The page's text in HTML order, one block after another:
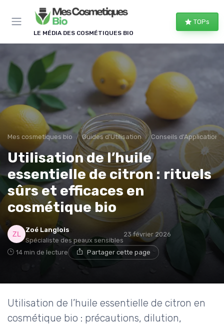
LE MÉDIA DES COSMÉTIQUES BIO
TOPs
Mes cosmetiques bio Guides d'Utilisation Conseils d'Application
Utilisation de l’huile
essentielle de citron : rituels
sûrs et efficaces en
cosmétique bio
Zoé Langlois
Spécialiste des peaux sensibles
23 février 2026
14 min de lecture Partager cette page
Utilisation de l’huile essentielle de citron en
cosmétique bio : précautions, dilution,
Panneau de gestion des cookies